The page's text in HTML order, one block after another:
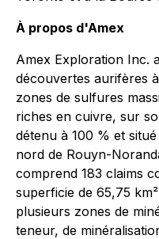
À propos d'Amex
Amex Exploration Inc.
découvertes aurifères
zones de sulfures
riches en cuivre, sur
détenu à 100 % et
nord de Rouyn-
comprend 183 claims
superficie de 65,75
plusieurs zones de
teneur, de